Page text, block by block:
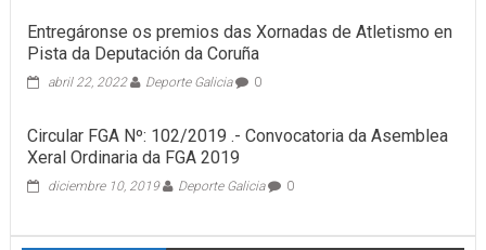
Entregáronse os premios das Xornadas de Atletismo en
Pista da Deputación da Coruña
abril 22, 2022 Deporte Galicia 0
Circular FGA Nº: 102/2019 .- Convocatoria da Asemblea
Xeral Ordinaria da FGA 2019
diciembre 10, 2019 Deporte Galicia 0